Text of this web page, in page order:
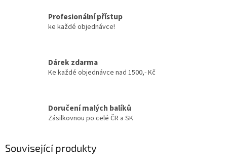
Profesionální přístup
ke každé objednávce!
Dárek zdarma
Ke každé objednávce nad 1500,- Kč
Doručení malých balíků
Zásilkovnou po celé ČR a SK
Související produkty